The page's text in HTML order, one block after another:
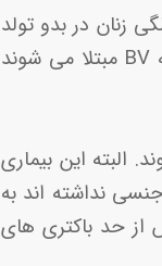
شایع ‌ترین مشکل واژن برای زنان و افرادی است که در سنین 15 تا 44 سالگی زنان در بدو تولد
(AFAB) تعیین می‌ شوند. در واقع، حدود 35 درصد از افرادی که دارای واژن می باشند به BV مبتلا می‌ شوند
البته این بیماری
نداشته اند به
از حد باکتری های